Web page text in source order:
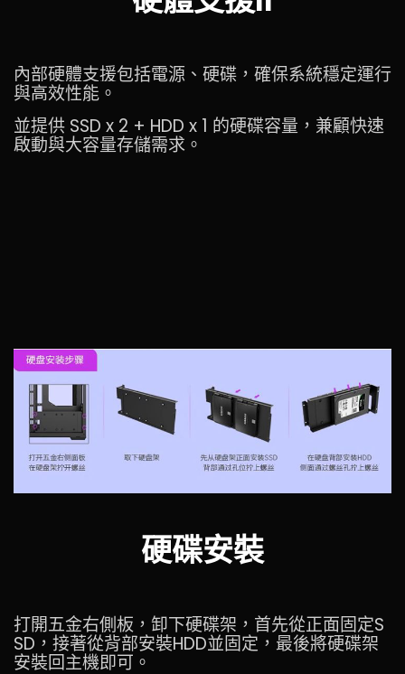
內部硬體支援包括電源、硬碟，確保系統穩定運行
與高效性能。
並提供 SSD x 2 + HDD x 1 的硬碟容量，兼顧快速
啟動與大容量存儲需求。
硬碟安裝
打開五金右側板，卸下硬碟架，首先從正面固定S
SD，接著從背部安裝HDD並固定，最後將硬碟架
安裝回主機即可。